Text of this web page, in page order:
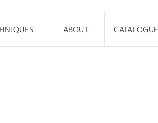
ABOUT CATALOGUE